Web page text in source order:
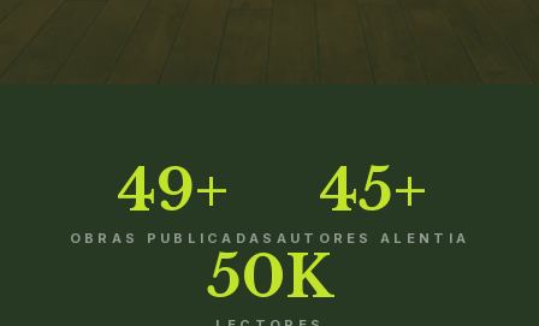
49+
OBRAS PUBLICADAS
45+
AUTORES ALENTIA
50K